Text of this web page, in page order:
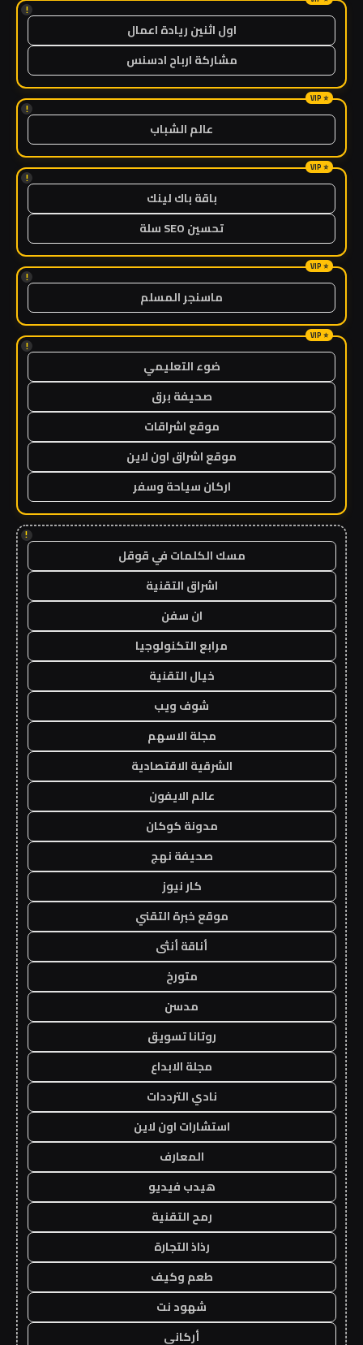
!
اول اثنين ريادة اعمال
مشاركة ارباح ادسنس
!
عالم الشباب
!
باقة باك لينك
تحسين SEO سلة
!
ماسنجر المسلم
!
ضوء التعليمي
صحيفة برق
موقع اشراقات
موقع اشراق اون لاين
اركان سياحة وسفر
!
مسك الكلمات في قوقل
اشراق التقنية
ان سفن
مرابع التكنولوجيا
خيال التقنية
شوف ويب
مجلة الاسهم
الشرقية الاقتصادية
عالم الايفون
مدونة كوكان
صحيفة نهج
كار نيوز
موقع خبرة التقني
أناقة أنثى
متورخ
مدسن
روتانا تسويق
مجلة الابداع
نادي الترددات
استشارات اون لاين
المعارف
هيدب فيديو
رمح التقنية
رذاذ التجارة
طعم وكيف
شهود نت
أركاني